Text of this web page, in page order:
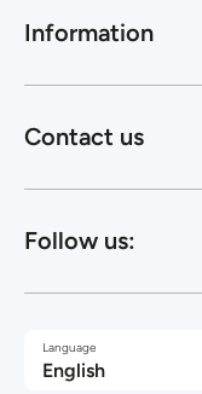
Information
Contact us
Follow us:
Language
English